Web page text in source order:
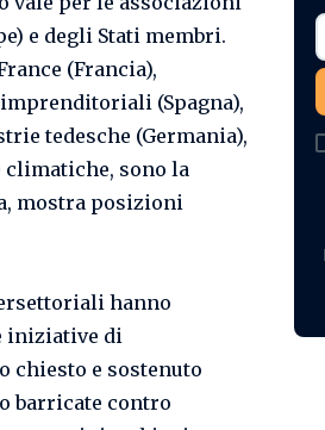
e degli Stati membri.
(Francia),
(Spagna),
tedesche (Germania),
sono la
mostra posizioni
hanno
iniziative di
chiesto e sostenuto
barricate contro